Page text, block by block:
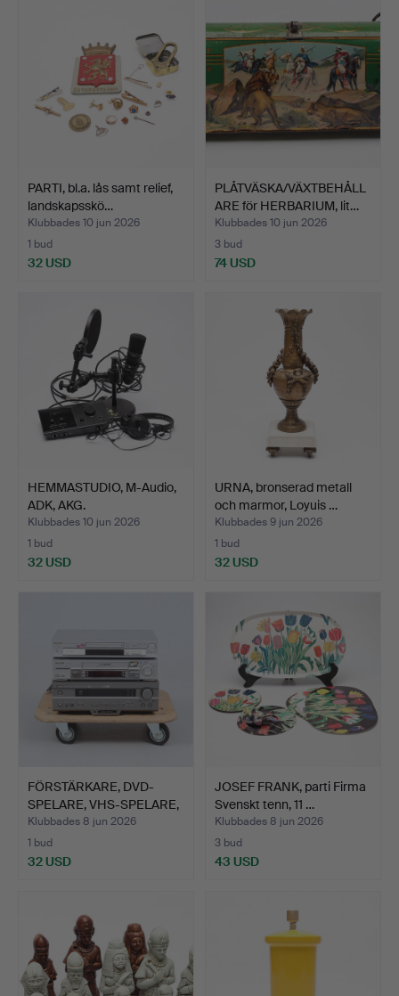
PARTI, bl.a. lås samt relief,
landskapsskö…
Klubbades 10 jun 2026
1 bud
32 USD
PLÅTVÄSKA/VÄXTBEHÅLL
ARE för HERBARIUM, lit…
Klubbades 10 jun 2026
3 bud
74 USD
HEMMASTUDIO, M-Audio,
ADK, AKG.
Klubbades 10 jun 2026
1 bud
32 USD
URNA, bronserad metall
och marmor, Loyuis …
Klubbades 9 jun 2026
1 bud
32 USD
FÖRSTÄRKARE, DVD-
SPELARE, VHS-SPELARE,
Yam…
Klubbades 8 jun 2026
1 bud
32 USD
JOSEF FRANK, parti Firma
Svenskt tenn, 11 …
Klubbades 8 jun 2026
3 bud
43 USD